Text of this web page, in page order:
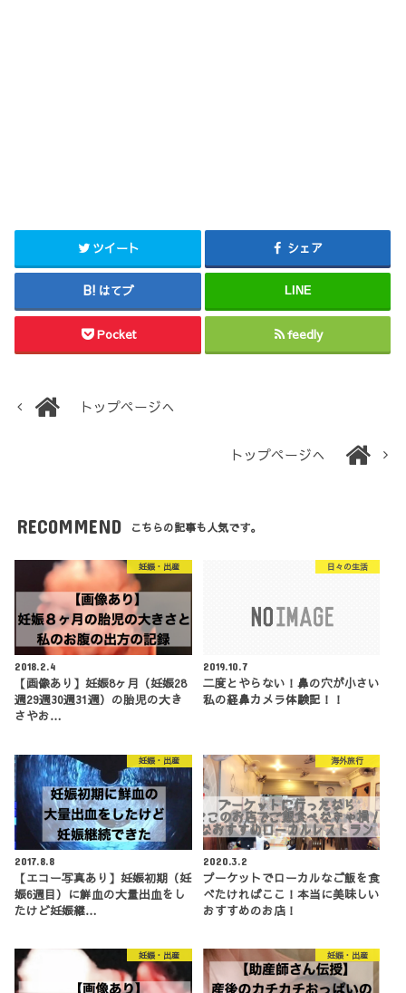
ツイート シェア
はてブ LINE
Pocket feedly
トップページへ
トップページへ
RECOMMEND こちらの記事も人気です。
妊娠・出産
2018.2.4
【画像あり】妊娠8ヶ月（妊娠28
週29週30週31週）の胎児の大き
さやお…
日々の生活
2019.10.7
二度とやらない！鼻の穴が小さい
私の経鼻カメラ体験記！！
妊娠・出産
2017.8.8
【エコー写真あり】妊娠初期（妊
娠6週目）に鮮血の大量出血をし
たけど妊娠継…
海外旅行
2020.3.2
プーケットでローカルなご飯を食
べたければここ！本当に美味しい
おすすめのお店！
妊娠・出産 妊娠・出産